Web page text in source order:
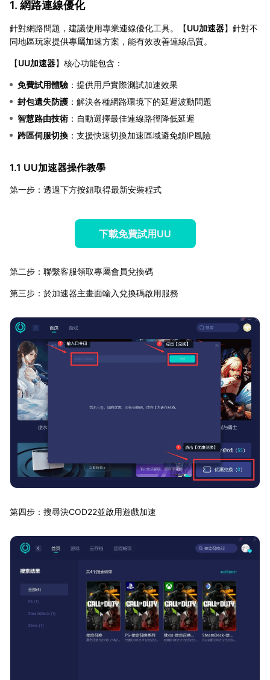
1. 網路連線優化
針對網路問題，建議使用專業連線優化工具。【UU加速器】針對不
同地區玩家提供專屬加速方案，能有效改善連線品質。
【UU加速器】核心功能包含：
免費試用體驗 ：提供用戶實際測試加速效果
封包遺失防護 ：解決各種網路環境下的延遲波動問題
智慧路由技術 ：自動選擇最佳連線路徑降低延遲
跨區伺服切換 ：支援快速切換加速區域避免鎖IP風險
1.1 UU加速器操作教學
第一步：透過下方按鈕取得最新安裝程式
下載免費試用UU
第二步：聯繫客服領取專屬會員兌換碼
第三步：於加速器主畫面輸入兌換碼啟用服務
第四步：搜尋決COD22並啟用遊戲加速